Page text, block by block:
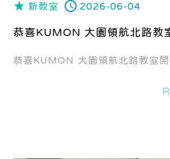
新教室 2026-06-04
恭喜KUMON 大園領航北路教
恭喜KUMON 大園領航北路教室開